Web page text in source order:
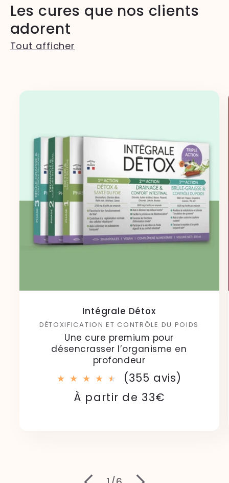
Les cures que nos clients
adorent
Tout afficher
Intégrale Détox
DÉTOXIFICATION ET CONTRÔLE DU POIDS
Une cure premium pour
désencrasser l’organisme en
profondeur
(355 avis)
Prix
Prix
À partir de 33€